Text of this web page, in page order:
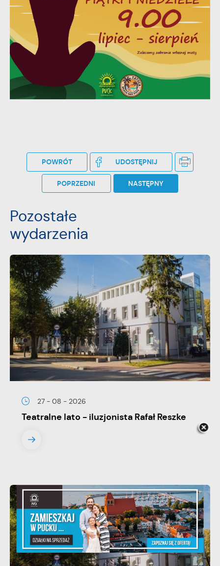
POWRÓT UDOSTĘPNIJ
POPRZEDNI NASTĘPNY
Pozostałe
wydarzenia
27 - 08 - 2026
Teatralne lato - iluzjonista Rafał Reszke
stronach podmiotów trzecich lub firm będących naszymi
partnerami oraz innych dostawców usług. Firmy te działają w
charakterze pośredników prezentujących nasze treści w
postaci wiadomości, ofert, komunikatów mediów
społecznościowych.